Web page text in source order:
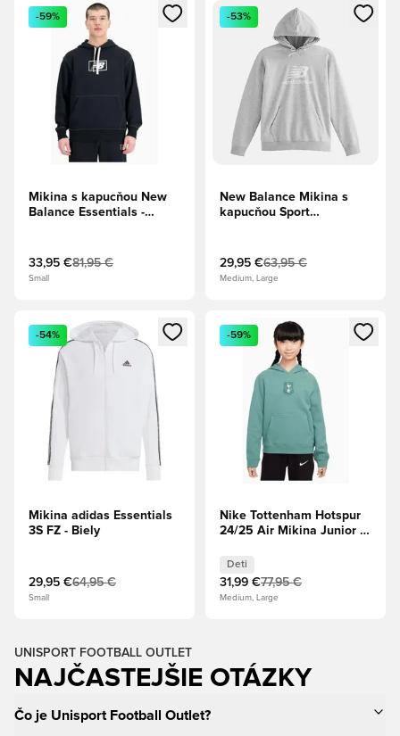
Otvorí modál na prihlásenie alebo registráciu ako člen
-59%
Mikina s kapucňou New
Balance Essentials -
33,95 €81,95 €
Small
Otvorí modál na prihlásenie
-53%
New Balance Mikina s
kapucňou Sport
29,95 €63,95 €
Medium, Large
Otvorí modál na prihlásenie alebo registráciu ako člen
-54%
Mikina adidas Essentials
3S FZ - Biely
29,95 €64,95 €
Small
Otvorí modál na prihlásenie
-59%
Nike Tottenham Hotspur
24/25 Air Mikina Junior -
Deti
31,99 €77,95 €
Medium, Large
UNISPORT FOOTBALL OUTLET
NAJČASTEJŠIE OTÁZKY
Čo je Unisport Football Outlet?